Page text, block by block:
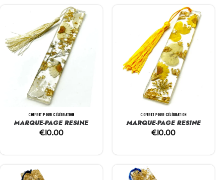
COFFRET POUR CÉLÉBRATION
MARQUE-PAGE RESINE
€10.00
COFFRET POUR CÉLÉBRATION
MARQUE-PAGE RESINE
€10.00